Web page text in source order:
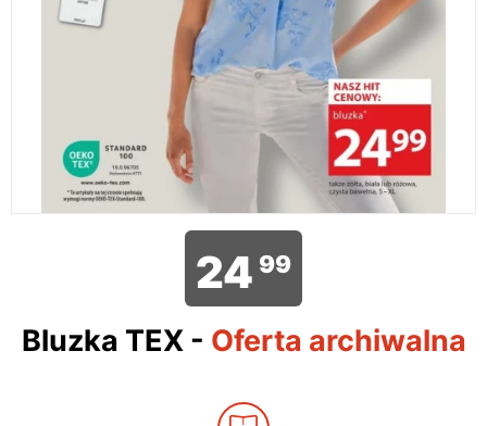
24 99
Bluzka TEX- Oferta archiwalna